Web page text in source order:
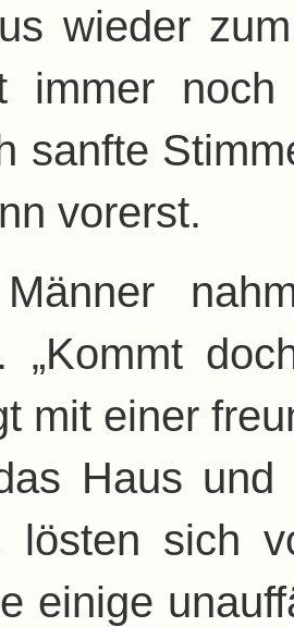
wieder
immer
sanfte
vorerst.
„Kommt
mit einer
Haus
lösten sich
einige